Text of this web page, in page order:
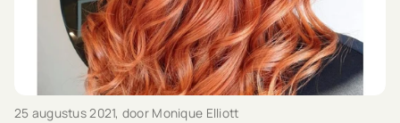
25 augustus 2021, door Monique Elliott